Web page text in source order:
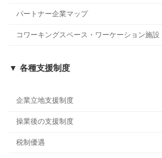
パートナー企業マップ
コワーキングスペース・ワーケーション施設
▼ 各種支援制度
企業立地支援制度
操業後の支援制度
税制優遇